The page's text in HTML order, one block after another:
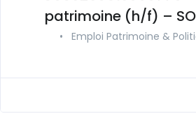
patrimoine (h/f) –
• Emploi Patrimoine &